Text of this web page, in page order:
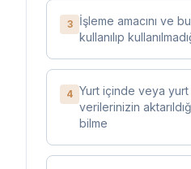
3
İşleme amacını ve
kullanılıp
4 Yurt içinde veya yurt
verilerinizin
bilme